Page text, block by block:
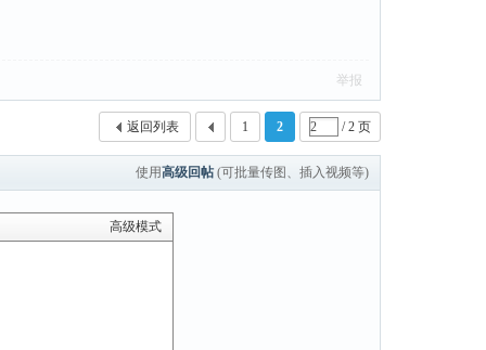
举报
1 2 / 2 页
返回列表
使用高级回帖 (可批量传图、插入视频等)
高级模式